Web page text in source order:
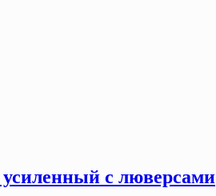
усиленный с люверсами